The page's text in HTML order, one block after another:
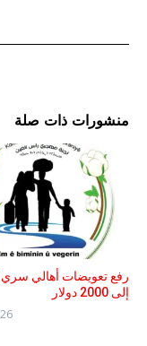
منشورات ذات صلة
رفع تعويضات أهالي سري
إلى 2000 دولار